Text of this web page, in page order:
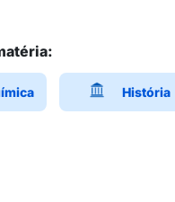
História